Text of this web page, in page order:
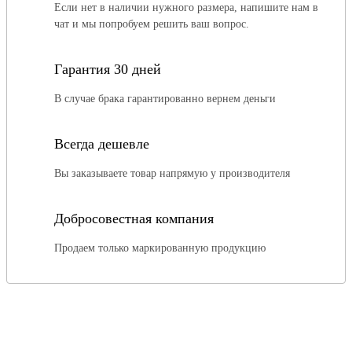
Если нет в наличии нужного размера, напишите нам в
чат и мы попробуем решить ваш вопрос.
Гарантия 30 дней
В случае брака гарантированно вернем деньги
Всегда дешевле
Вы заказываете товар напрямую у производителя
Добросовестная компания
Продаем только маркированную продукцию